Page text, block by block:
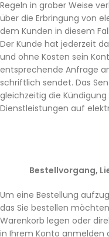
Regeln in grober Weise
über die Erbringung von
dem Kunden in diesem
Der Kunde hat jederzeit
und ohne Kosten sein
entsprechende Anfrage
schriftlich sendet. Das
gleichzeitig die
Dienstleistungen auf
Bestellvorgang,
Um eine Bestellung
das Sie bestellen
Warenkorb legen oder
in Ihrem Konto anmelden